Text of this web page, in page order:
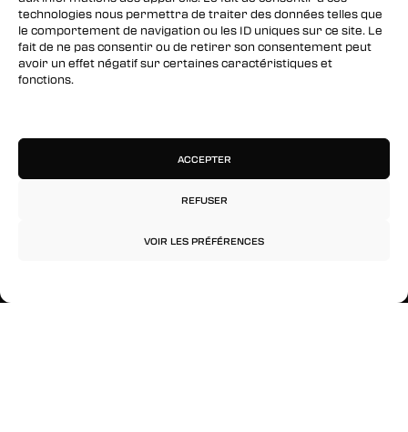
technologies nous permettra de traiter des données telles que
le comportement de navigation ou les ID uniques sur ce site. Le
fait de ne pas consentir ou de retirer son consentement peut
avoir un effet négatif sur certaines caractéristiques et
fonctions.
ACCEPTER
REFUSER
VOIR LES PRÉFÉRENCES
Twitter
Instagram
Inscrivez-vous à notre newsletter pour être les
premiers à être informés des nouveaux
arrivages, des ventes, du contenu exclusif, des
événements et plus encore !